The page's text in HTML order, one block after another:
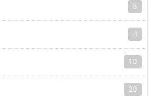
5
4
10
20